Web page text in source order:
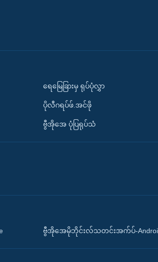
ရေမြေခြားမှ ရုပ်ပုံလွှာ
ပိုလီဂရပ်ဖ်.အင်ဖို
ဗွီအိုအေ ပုံပြရုပ်သံ
ဗွီအိုအေမိုဘိုင်းလ်သတင်းအက်ပ်-